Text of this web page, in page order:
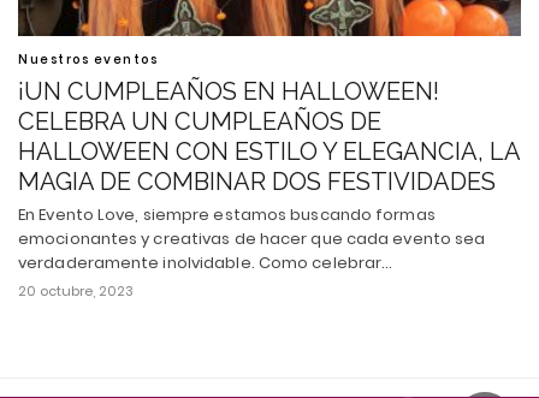
Nuestros eventos
¡UN CUMPLEAÑOS EN HALLOWEEN!
CELEBRA UN CUMPLEAÑOS DE
HALLOWEEN CON ESTILO Y ELEGANCIA, LA
MAGIA DE COMBINAR DOS FESTIVIDADES
En Evento Love, siempre estamos buscando formas
emocionantes y creativas de hacer que cada evento sea
verdaderamente inolvidable. Como celebrar…
20 octubre, 2023